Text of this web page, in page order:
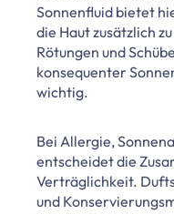
Sonnenfluid bietet
die Haut zusätzlich
Rötungen und
konsequenter
wichtig.
Bei Allergie,
entscheidet die
Verträglichkeit.
und